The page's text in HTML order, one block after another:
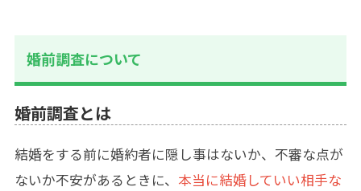
婚前調査について
婚前調査とは
結婚をする前に婚約者に隠し事はないか、不審な点が
ないか不安があるときに、 本当に結婚していい相手な